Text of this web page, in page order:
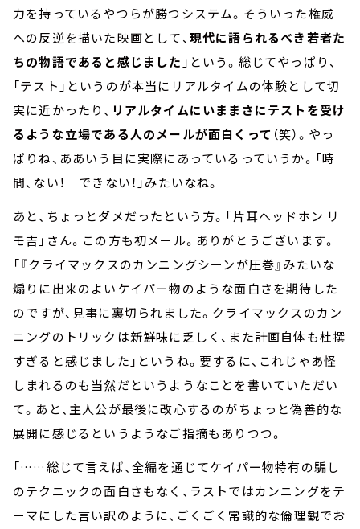
力を持っているやつらが勝つシステム。そういった権威
への反逆を描いた映画として、 現代に語られるべき若者た
ちの物語であると感じました 」という。総じてやっぱり、
「テスト」というのが本当にリアルタイムの体験として切
実に近かったり、 リアルタイムにいままさにテストを受け
るような立場である人のメールが面白くって （笑）。やっ
ぱりね、ああいう目に実際にあっているっていうか。「時
間、ない！ できない！」みたいなね。
あと、ちょっとダメだったという方。「片耳ヘッドホン リ
モ吉」さん。この方も初メール。ありがとうございます。
「『クライマックスのカンニングシーンが圧巻』みたいな
煽りに出来のよいケイパー物のような面白さを期待した
のですが、見事に裏切られました。クライマックスのカン
ニングのトリックは新鮮味に乏しく、また計画自体も杜撰
すぎると感じました」というね。要するに、これじゃあ怪
しまれるのも当然だというようなことを書いていただい
て。あと、主人公が最後に改心するのがちょっと偽善的な
展開に感じるというようなご指摘もありつつ。
「……総じて言えば、全編を通じてケイパー物特有の騙し
のテクニックの面白さもなく、ラストではカンニングをテ
ーマにした言い訳のように、ごくごく常識的な倫理観でお